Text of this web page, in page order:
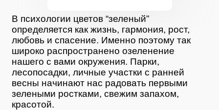
В психологии цветов “зеленый”
определяется как жизнь, гармония, рост,
любовь и спасение. Именно поэтому так
широко распространено озеленение
нашего с вами окружения. Парки,
лесопосадки, личные участки с ранней
весны начинают нас радовать первыми
зелеными ростками, свежим запахом,
красотой.